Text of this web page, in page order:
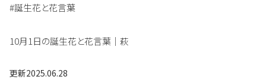
#誕生花と花言葉
10月1日の誕生花と花言葉｜萩
更新2025.06.28